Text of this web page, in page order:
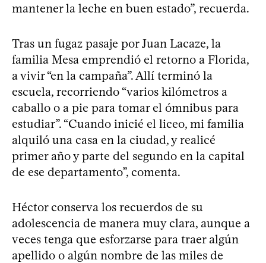
mantener la leche en buen estado”, recuerda.
Tras un fugaz pasaje por Juan Lacaze, la
familia Mesa emprendió el retorno a Florida,
a vivir “en la campaña”. Allí terminó la
escuela, recorriendo “varios kilómetros a
caballo o a pie para tomar el ómnibus para
estudiar”. “Cuando inicié el liceo, mi familia
alquiló una casa en la ciudad, y realicé
primer año y parte del segundo en la capital
de ese departamento”, comenta.
Héctor conserva los recuerdos de su
adolescencia de manera muy clara, aunque a
veces tenga que esforzarse para traer algún
apellido o algún nombre de las miles de